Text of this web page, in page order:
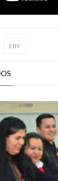
EBY